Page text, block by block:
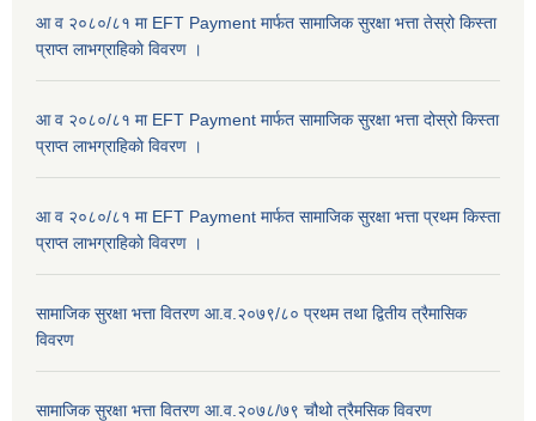
आ व २०८०/८१ मा EFT Payment मार्फत सामाजिक सुरक्षा भत्ता तेस्रो किस्ता
प्राप्त लाभग्राहिकाे विवरण ।
आ व २०८०/८१ मा EFT Payment मार्फत सामाजिक सुरक्षा भत्ता दोस्रो किस्ता
प्राप्त लाभग्राहिकाे विवरण ।
आ व २०८०/८१ मा EFT Payment मार्फत सामाजिक सुरक्षा भत्ता प्रथम किस्ता
प्राप्त लाभग्राहिकाे विवरण ।
सामाजिक सुरक्षा भत्ता वितरण आ.व.२०७९/८० प्रथम तथा द्वितीय त्रैमासिक
विवरण
सामाजिक सुरक्षा भत्ता वितरण आ.व.२०७८/७९ चौथो त्रैमसिक विवरण